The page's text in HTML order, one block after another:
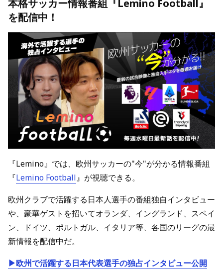
本格サッカー情報番組『Lemino Football』
を配信中！
『Lemino』では、欧州サッカーの"今"が分かる情報番組
『Lemino Football』が視聴できる。
欧州クラブで活躍する日本人選手の番組独自インタビュー
や、豪華ゲストを招いてオランダ、イングランド、スペイ
ン、ドイツ、ポルトガル、イタリア等、各国のリーグの最
新情報を配信中だ。
▶欧州で活躍する日本代表選手の独占インタビュー公開